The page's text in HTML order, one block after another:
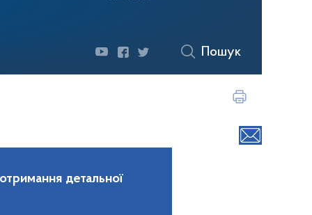
Пошук
детальної